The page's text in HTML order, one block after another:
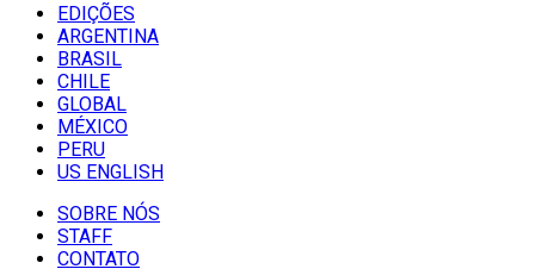
EDIÇÕES
ARGENTINA
BRASIL
CHILE
GLOBAL
MÉXICO
PERU
US ENGLISH
SOBRE NÓS
STAFF
CONTATO